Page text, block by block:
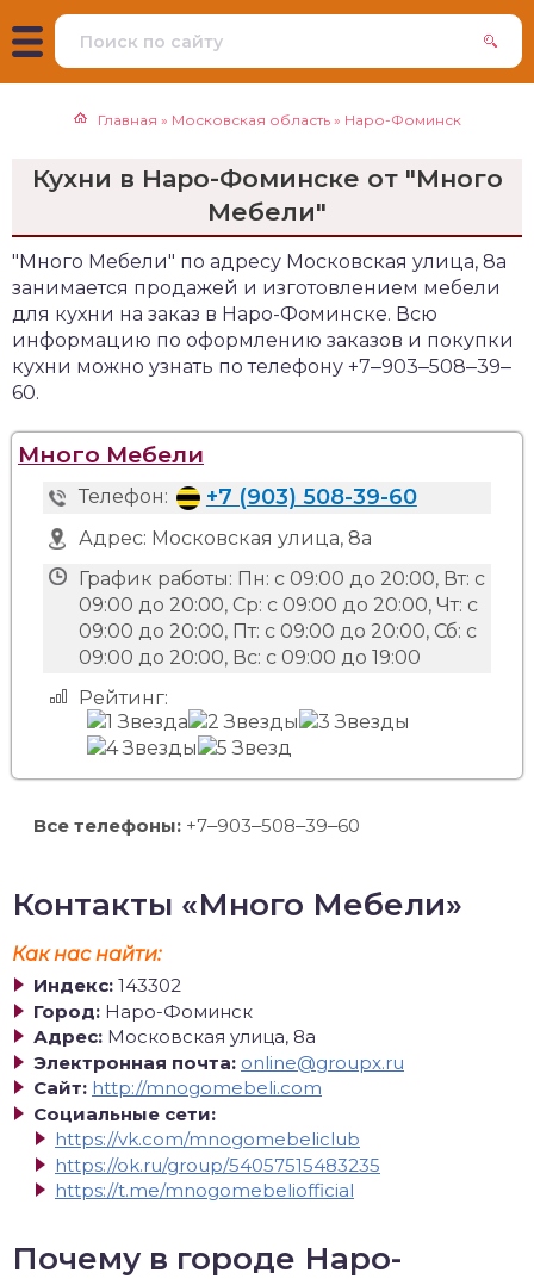
Главная » Московская область » Наро-Фоминск
Кухни в Наро-Фоминске от "Много
Мебели"
"Много Мебели" по адресу Московская улица, 8а
занимается продажей и изготовлением мебели
для кухни на заказ в Наро-Фоминске. Всю
информацию по оформлению заказов и покупки
кухни можно узнать по телефону +7‒903‒508‒39‒
60.
Много Мебели
Телефон: +7 (903) 508-39-60
Адрес: Московская улица, 8а
График работы: Пн: с 09:00 до 20:00, Вт: с
09:00 до 20:00, Ср: с 09:00 до 20:00, Чт: с
09:00 до 20:00, Пт: с 09:00 до 20:00, Сб: с
09:00 до 20:00, Вс: с 09:00 до 19:00
Рейтинг:
Все телефоны: +7‒903‒508‒39‒60
Контакты «Много Мебели»
Как нас найти:
Индекс: 143302
Город: Наро-Фоминск
Адрес: Московская улица, 8а
Электронная почта: online@groupx.ru
Сайт: http://mnogomebeli.com
Социальные сети:
https://vk.com/mnogomebeliclub
https://ok.ru/group/54057515483235
https://t.me/mnogomebeliofficial
Почему в городе Наро-